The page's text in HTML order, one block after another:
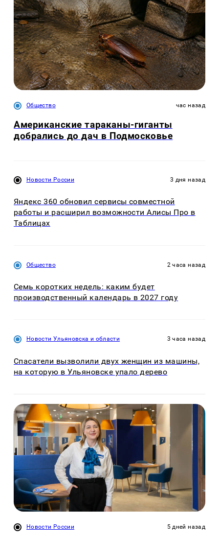
Общество час назад
Американские тараканы-гиганты
добрались до дач в Подмосковье
Новости России 3 дня назад
Яндекс 360 обновил сервисы совместной
работы и расширил возможности Алисы Про в
Таблицах
Общество 2 часа назад
Семь коротких недель: каким будет
производственный календарь в 2027 году
Новости Ульяновска и области 3 часа назад
Спасатели вызволили двух женщин из машины,
на которую в Ульяновске упало дерево
Новости России 5 дней назад